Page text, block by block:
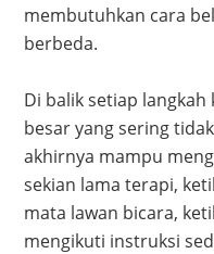
membutuhkan cara
berbeda.
Di balik setiap
besar yang sering
akhirnya mampu
sekian lama terapi,
mata lawan bicara,
mengikuti instruksi